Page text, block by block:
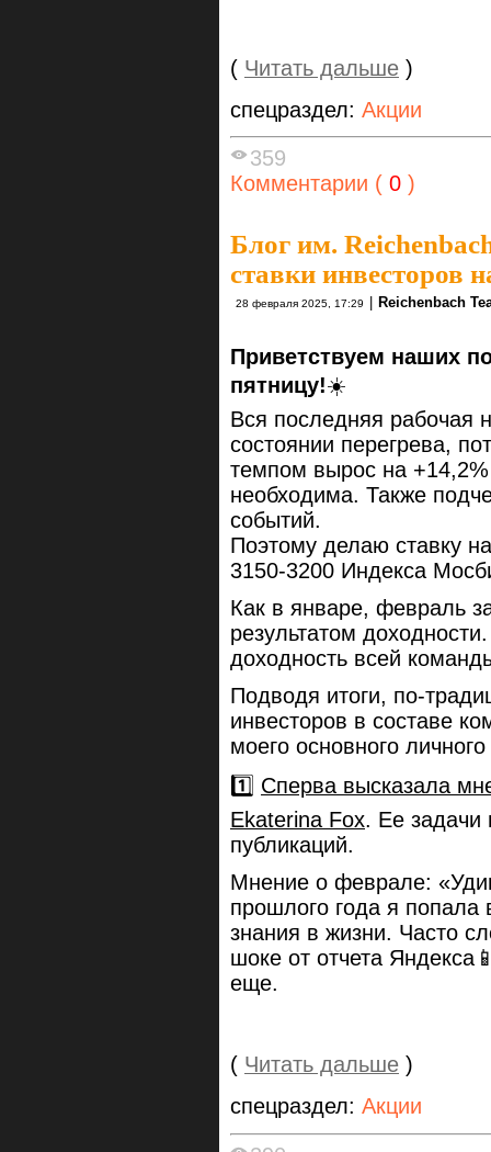
( Читать дальше )
спецраздел: Акции
359
Комментарии ( 0 )
Блог им.
ставки инвесторов
28 февраля 2025, 17:29 Reichenbach
Приветствуем наших
пятницу!☀️
Вся последняя рабочая
состоянии перегрева,
темпом вырос на
необходима. Также
событий.
Поэтому делаю ставку
3150-3200 Индекса
Как в январе, февраль
результатом
доходность всей
Подводя итоги, по-
инвесторов в составе
моего основного
1️⃣ Сперва высказала
Ekaterina Fox. Ее задачи
публикаций.
Мнение о феврале:
прошлого года я
знания в жизни. Часто
шоке от отчета
еще.
( Читать дальше )
спецраздел: Акции